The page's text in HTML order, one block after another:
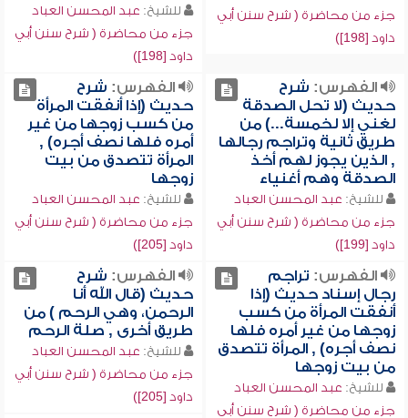
جزء من محاضرة ( شرح سنن أبي
داود [198])
للشيخ: عبد المحسن العباد
جزء من محاضرة ( شرح سنن أبي
داود [198])
الفهرس: شرح
حديث (لا تحل الصدقة
لغني إلا لخمسة...) من
طريق ثانية وتراجم رجالها
, الذين يجوز لهم أخذ
الصدقة وهم أغنياء
للشيخ: عبد المحسن العباد
جزء من محاضرة ( شرح سنن أبي
داود [199])
الفهرس: شرح
حديث (إذا أنفقت المرأة
من كسب زوجها من غير
أمره فلها نصف أجره) ,
المرأة تتصدق من بيت
زوجها
للشيخ: عبد المحسن العباد
جزء من محاضرة ( شرح سنن أبي
داود [205])
الفهرس: تراجم
رجال إسناد حديث (إذا
أنفقت المرأة من كسب
زوجها من غير أمره فلها
نصف أجره) , المرأة تتصدق
من بيت زوجها
للشيخ: عبد المحسن العباد
جزء من محاضرة ( شرح سنن أبي
الفهرس: شرح
حديث (قال الله أنا
الرحمن، وهي الرحم ) من
طريق أخرى , صلة الرحم
للشيخ: عبد المحسن العباد
جزء من محاضرة ( شرح سنن أبي
داود [205])